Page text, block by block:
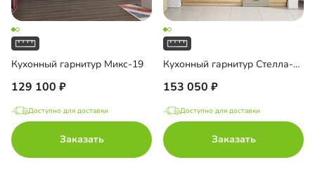
Кухонный гарнитур Микс-19
129 100
Доступно для доставки
Заказать
Кухонный гарнитур Стелла-17
153 050
Доступно для доставки
Заказать